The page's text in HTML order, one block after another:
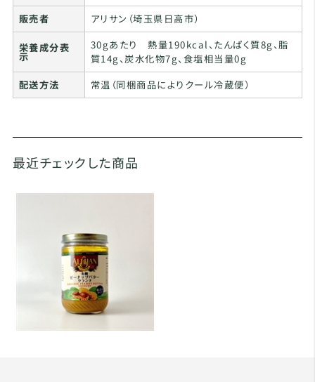
販売者
アリサン（埼玉県日高市）
栄養成分表
示
30gあたり 熱量190kcal、たんぱく質8g、脂
質14g、炭水化物7g、食塩相当量0g
配送方法
常温（同梱商品によりクール冷蔵便）
最近チェックした商品